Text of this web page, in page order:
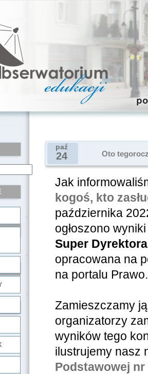
paź
24 Oto
Jak
kogoś, kto
października
ogłoszono
Super
opracowana na
na portalu
Zamieszczamy
organizatorzy
wyników tego
ilustrujemy nasz
Podstawowej nr